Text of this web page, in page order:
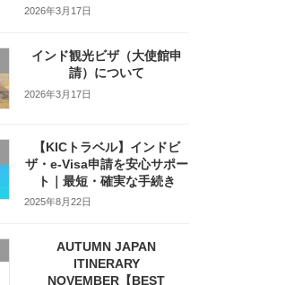
2026年3月17日
インド観光ビザ（大使館申
請）について
2026年3月17日
【KICトラベル】インドビ
ザ・e-Visa申請を安心サポー
ト｜最短・確実な手続き
2025年8月22日
AUTUMN JAPAN
ITINERARY
NOVEMBER【BEST